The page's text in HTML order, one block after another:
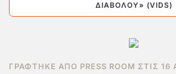
ΔΙΑΒΌΛΟΥ» (VIDS)
ΓΡΆΦΤΗΚΕ ΑΠΌ PRESS ROOM ΣΤΙΣ 16